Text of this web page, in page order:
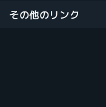
その他のリンク